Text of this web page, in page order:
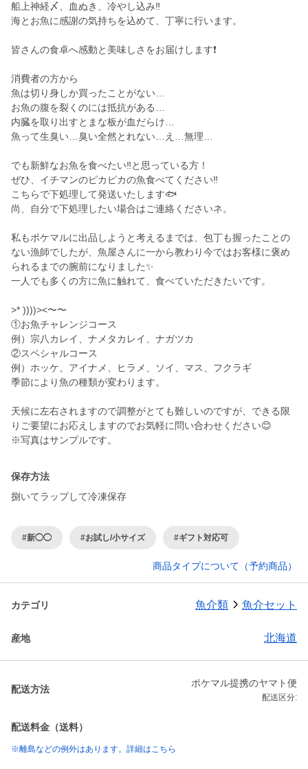
船上神経〆、血ぬき、冷やし込み‼️
海とお魚に感謝の気持ちを込めて、丁寧に行います。
皆さんの食卓へ感動と美味しさをお届けします❗
消費者の方から
魚は切り身しか買ったことがない…
お魚の腹を裂くのには抵抗がある…
内臓を取り出すとまな板が血だらけ…
魚って生臭い…臭い全然とれない…え…無理…
でも新鮮なお魚を食べたい‼️と思っている方！
ぜひ、イチマンのピカピカの魚食べてください‼️
こちらで下処理して発送いたします🐟
尚、自分で下処理したい場合はご連絡くださいネ。
私もポケマルに出品しようと考えるまでは、包丁も握ったことの
ない漁師でしたが、魚屋さんに一から教わり今ではお客様に褒め
られるまでの腕前になりました✨
一人でも多くの方に魚に触れて、食べていただきたいです。
>* ))))><〜〜
①お魚チャレンジコース
例）宗八カレイ、ナメタカレイ、ナガツカ
②スペシャルコース
例）ホッケ、アイナメ、ヒラメ、ソイ、マス、フクラギ
季節により魚の種類が変わります。
天候に左右されますので調整がとても難しいのですが、できる限
りご要望にお応えしますのでお気軽に問い合わせください😊
保存方法
捌いてラップして冷凍保存
#新◯◯ #お試し/小サイズ #ギフト対応可
商品タイプについて（予約商品）
カテゴリ 魚介類 魚介セット
産地 北海道
配送方法
ポケマル提携のヤマト便
配送区分:
配送料金（送料）
※離島などの例外はあります。詳細はこちら